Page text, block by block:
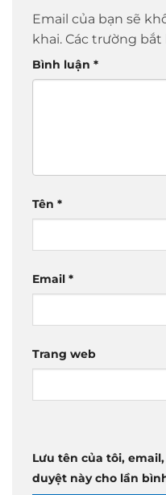
Email của bạn sẽ
khai. Các trường
Bình luận *
Tên *
Email *
Trang web
Lưu tên của tôi,
duyệt này cho lần